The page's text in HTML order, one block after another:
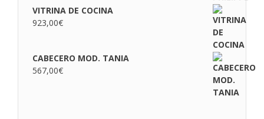
VITRINA DE COCINA
923,00€
CABECERO MOD. TANIA
567,00€